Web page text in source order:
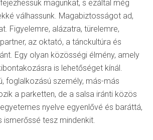
magunkat, s ezáltal még
válhassunk. Magabiztosságot ad,
Figyelemre, alázatra, türelemre,
az oktató, a tánckultúra és
Egy olyan közösségi élmény, amely
is lehetőséget kínál.
foglalkozású személy, más-más
a parketten, de a salsa iránti közös
nyelve egyenlővé és baráttá,
ismerőssé tesz mindenkit.